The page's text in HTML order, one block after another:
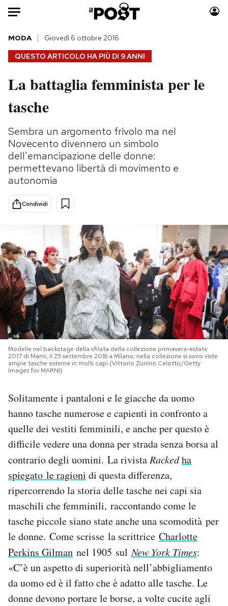
Auto
HOME
Italia
Politica
Tecnologia
Internet
Scienza
Cultura
Sport
Moda
Storie/Idee
Ok Boomer!
Media
Europa
PODCAST
NEWSLETTER
I MIEI PREFERITI
SHOP
AREA PERSONALE
Area Personale
Notifiche mobile
Regala il Post
Hai bisogno di aiuto?
Esci
QUESTO ARTICOLO HA PIÙ DI 9 ANNI
MODA Giovedì 6 ottobre 2016
La battaglia femminista per le
tasche
Sembra un argomento frivolo ma nel
Novecento divennero un simbolo
dell'emancipazione delle donne:
permettevano libertà di movimento e
autonomia
Condividi
Modelle nel backstage della sfilata della collezione primavera-estate
2017 di Marni, il 25 settembre 2016 a Milano; nella collezione si sono viste
ampie tasche esterne in molti capi (Vittorio Zunino Celotto/Getty
Images for MARNI)
Solitamente i pantaloni e le giacche da uomo
hanno tasche numerose e capienti in confronto a
quelle dei vestiti femminili, e anche per questo è
difficile vedere una donna per strada senza borsa al
contrario degli uomini. La rivistaRackedha
spiegato le ragioni di questa differenza,
ripercorrendo la storia delle tasche nei capi sia
maschili che femminili, raccontando come le
tasche piccole siano state anche una scomodità per
le donne. Come scrisse la scrittrice Charlotte
Perkins Gilman nel 1905 sulNew York Times:
«C’è un aspetto di superiorità nell’abbigliamento
da uomo ed è il fatto che è adatto alle tasche. Le
donne devono portare le borse, a volte cucite agli